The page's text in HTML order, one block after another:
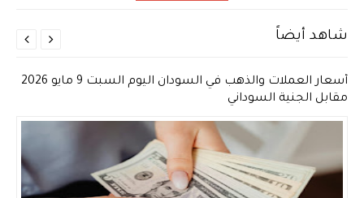
شاهد أيضاً
أسعار العملات والذهب في السودان اليوم السبت 9 مايو 2026
مقابل الجنية السوداني

